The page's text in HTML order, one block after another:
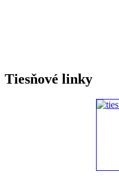
Tiesňové linky